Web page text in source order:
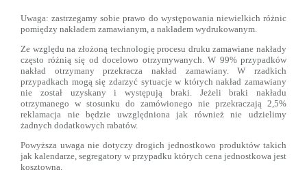
Uwaga: zastrzegamy sobie prawo do występowania niewielkich różnic
pomiędzy nakładem zamawianym, a nakładem wydrukowanym.
Ze względu na złożoną technologię procesu druku zamawiane nakłady
często różnią się od docelowo otrzymywanych. W 99% przypadków
nakład otrzymany przekracza nakład zamawiany. W rzadkich
przypadkach mogą się zdarzyć sytuacje w których nakład zamawiany
nie został uzyskany i występują braki. Jeżeli braki nakładu
otrzymanego w stosunku do zamówionego nie przekraczają 2,5%
reklamacja nie będzie uwzględniona jak również nie udzielimy
żadnych dodatkowych rabatów.
Powyższa uwaga nie dotyczydrogich jednostkowo produktów takich
jak kalendarze, segregatory w przypadku których cena jednostkowa jest
kosztowna.